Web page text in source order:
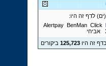
Alertpay BenMan Click
אביחי
בדף זה היו125,723 ביקורים